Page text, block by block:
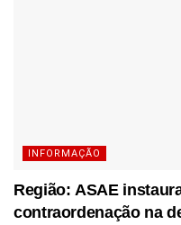
INFORMAÇÃO
Região: ASAE
contraordenação na